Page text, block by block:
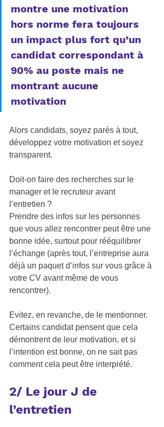
montre une motivation
hors norme fera toujours
un impact plus fort qu’un
candidat correspondant à
90% au poste mais ne
montrant aucune
motivation
Alors candidats, soyez parés à tout,
développez votre motivation et soyez
transparent.
Doit-on faire des recherches sur le
manager et le recruteur avant
l’entretien ?
Prendre des infos sur les personnes
que vous allez rencontrer peut être une
bonne idée, surtout pour rééquilibrer
l’échange (après tout, l’entreprise aura
déjà un paquet d’infos sur vous grâce à
votre CV avant même de vous
rencontrer).
Evitez, en revanche, de le mentionner.
Certains candidat pensent que cela
démontrent de leur motivation, et si
l’intention est bonne, on ne sait pas
comment cela peut être interprété.
2/ Le jour J de
l’entretien